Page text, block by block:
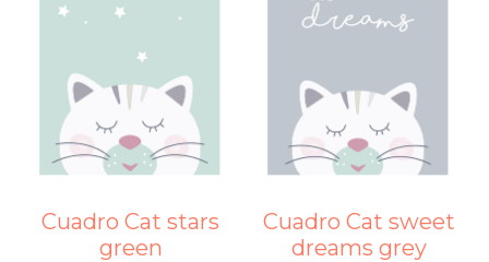
Cuadro Cat stars
green
Cuadro Cat sweet
dreams grey